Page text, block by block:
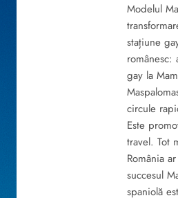
Modelul
stațiune
românesc:
gay la
circule
Este
travel. Tot
România
succesul
spaniolă